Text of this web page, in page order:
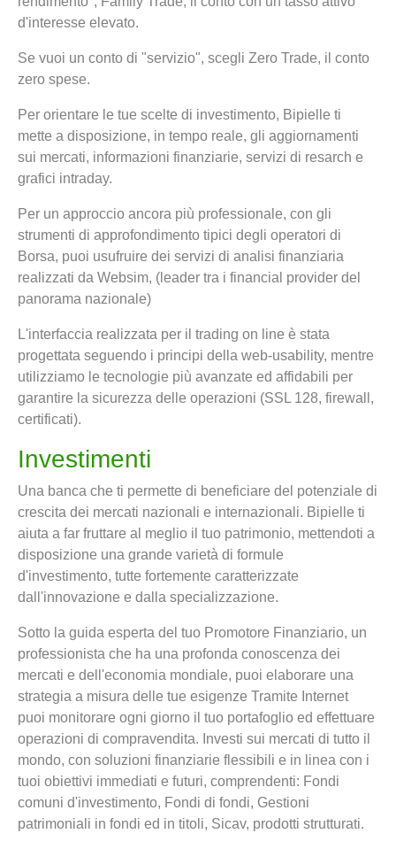
d'interesse elevato.
Se vuoi un conto di "servizio", scegli Zero Trade, il conto
zero spese.
Per orientare le tue scelte di investimento, Bipielle ti
mette a disposizione, in tempo reale, gli aggiornamenti
sui mercati, informazioni finanziarie, servizi di resarch e
grafici intraday.
Per un approccio ancora più professionale, con gli
strumenti di approfondimento tipici degli operatori di
Borsa, puoi usufruire dei servizi di analisi finanziaria
realizzati da Websim, (leader tra i financial provider del
panorama nazionale)
L'interfaccia realizzata per il trading on line è stata
progettata seguendo i principi della web-usability, mentre
utilizziamo le tecnologie più avanzate ed affidabili per
garantire la sicurezza delle operazioni (SSL 128, firewall,
certificati).
Investimenti
Una banca che ti permette di beneficiare del potenziale di
crescita dei mercati nazionali e internazionali. Bipielle ti
aiuta a far fruttare al meglio il tuo patrimonio, mettendoti a
disposizione una grande varietà di formule
d'investimento, tutte fortemente caratterizzate
dall'innovazione e dalla specializzazione.
Sotto la guida esperta del tuo Promotore Finanziario, un
professionista che ha una profonda conoscenza dei
mercati e dell'economia mondiale, puoi elaborare una
strategia a misura delle tue esigenze Tramite Internet
puoi monitorare ogni giorno il tuo portafoglio ed effettuare
operazioni di compravendita. Investi sui mercati di tutto il
mondo, con soluzioni finanziarie flessibili e in linea con i
tuoi obiettivi immediati e futuri, comprendenti: Fondi
comuni d'investimento, Fondi di fondi, Gestioni
patrimoniali in fondi ed in titoli, Sicav, prodotti strutturati.